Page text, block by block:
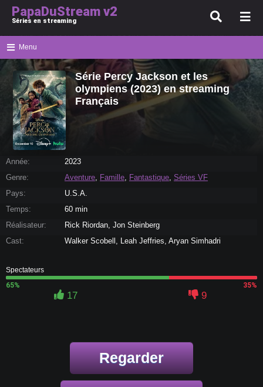
PapaDuStream v2
Séries en streaming
Menu
Série Percy Jackson et les
olympiens (2023) en streaming
Français
Année:
2023
Genre:
Aventure, Famille, Fantastique, Séries VF
Pays:
U.S.A.
Temps:
60 min
Réalisateur:
Rick Riordan, Jon Steinberg
Cast:
Walker Scobell, Leah Jeffries, Aryan Simhadri
Spectateurs
65%
35%
17 9
Regarder